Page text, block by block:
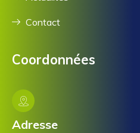
Contact
Coordonnées
Adresse